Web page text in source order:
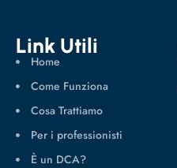
Link Utili
Home
Come Funziona
Cosa Trattiamo
Per i professionisti
È un DCA?